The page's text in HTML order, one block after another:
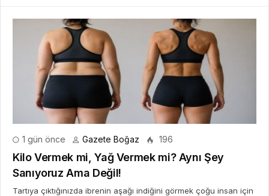
1 gün önce Gazete Boğaz 196
Kilo Vermek mi, Yağ Vermek mi? Aynı Şey
Sanıyoruz Ama Değil!
Tartıya çıktığınızda ibrenin aşağı indiğini görmek çoğu insan için